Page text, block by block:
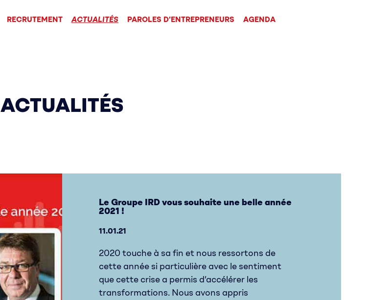
RECRUTEMENT ACTUALITÉS PAROLES D’ENTREPRENEURS AGENDA
ACTUALITÉS
Le Groupe IRD vous souhaite une belle année
2021 !
11.01.21
2020 touche à sa fin et nous ressortons de
cette année si particulière avec le sentiment
que cette crise a permis d’accélérer les
transformations. Nous avons appris